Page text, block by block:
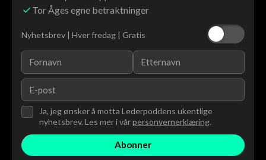
Tor Åges egne betraktninger
Nyhetsbrev | Hver fredag | Gratis
Ja, jeg ønsker å motta Lederpoddens ukentlige
nyhetsbrev. Les mer i vårpersonvernerklæring.